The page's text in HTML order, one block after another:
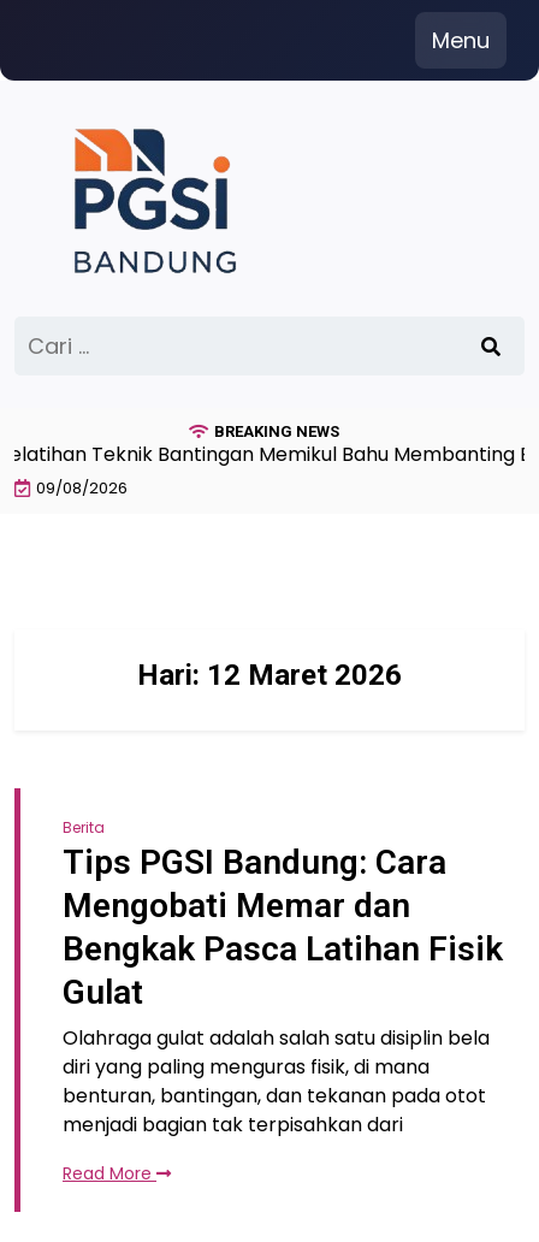
content
Menu
untuk:
BREAKING NEWS
Teknik Bantingan Memikul Bahu Membanting
09/08/2026
Hari: 12 Maret 2026
Berita
Tips PGSI Bandung: Cara
Mengobati Memar dan
Bengkak Pasca Latihan Fisik
Gulat
Olahraga gulat adalah salah satu disiplin bela
diri yang paling menguras fisik, di mana
benturan, bantingan, dan tekanan pada otot
menjadi bagian tak terpisahkan dari
Read More